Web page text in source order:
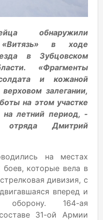
обнаружили
в ходе
в Зубцовском
«Фрагменты
и кожаной
залегании,
на этом участке
летний период, -
отряда Дмитрий
на местах
боев, которые вела в
дивизия, с
вперед и
оборону. 164-ая
31-ой Армии